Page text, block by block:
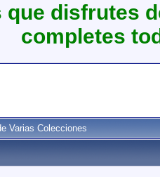
que disfrutes
completes
Varias Colecciones